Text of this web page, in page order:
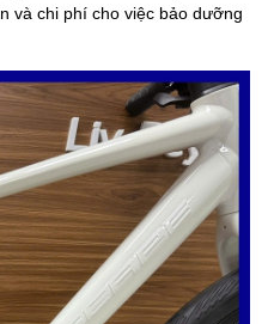
và chi phí cho việc bảo dưỡng